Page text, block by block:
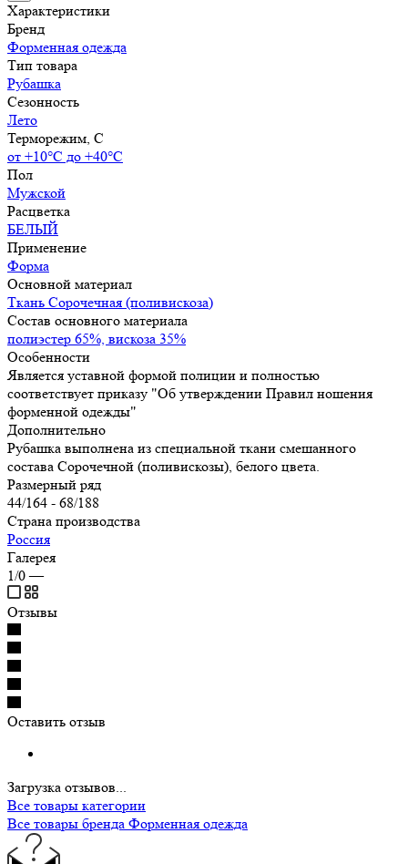
Характеристики
Бренд
Форменная одежда
Тип товара
Рубашка
Сезонность
Лето
Терморежим, C
от +10°С до +40°С
Пол
Мужской
Расцветка
БЕЛЫЙ
Применение
Форма
Основной материал
Ткань Сорочечная (поливискоза)
Состав основного материала
полиэстер 65%, вискоза 35%
Особенности
Является уставной формой полиции и полностью
соответствует приказу "Об утверждении Правил ношения
форменной одежды"
Дополнительно
Рубашка выполнена из специальной ткани смешанного
состава Сорочечной (поливискозы), белого цвета.
Размерный ряд
44/164 - 68/188
Страна производства
Россия
Галерея
1/0 —
Отзывы
Оставить отзыв
Загрузка отзывов...
Все товары категории
Все товары бренда Форменная одежда